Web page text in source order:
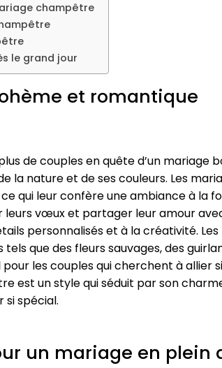
champêtre
le grand jour
et romantique
de couples en quête d’un mariage
la nature et de ses couleurs. Les
qui leur confère une ambiance à la
leurs vœux et partager leur amour
personnalisés et à la créativité.
que des fleurs sauvages, des
les couples qui cherchent à
est un style qui séduit par son
spécial.
un mariage en plein